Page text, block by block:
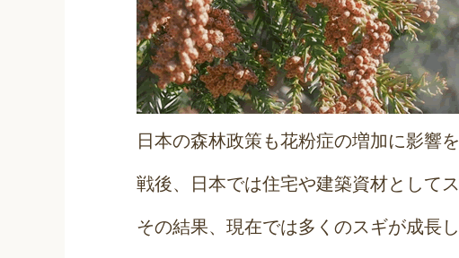
日本の森林政策も花粉症の増加に影響
戦後、日本では住宅や建築資材として
その結果、現在では多くのスギが成長